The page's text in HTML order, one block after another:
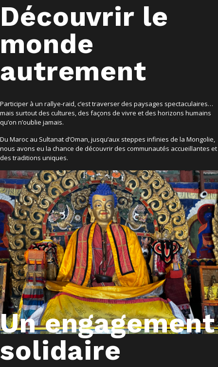
Découvrir le
monde
autrement
Participer à un rallye-raid, c’est traverser des paysages spectaculaires…
mais surtout des cultures, des façons de vivre et des horizons humains
qu’on n’oublie jamais.
Du Maroc au Sultanat d’Oman, jusqu’aux steppes infinies de la Mongolie,
nous avons eu la chance de découvrir des communautés accueillantes et
des traditions uniques.
Un engagement
solidaire